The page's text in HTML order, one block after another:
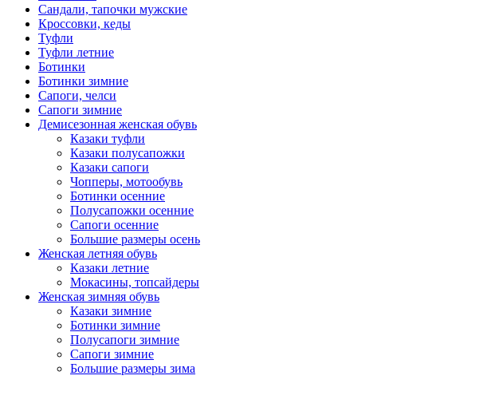
Сандали, тапочки мужские
Кроссовки, кеды
Туфли
Туфли летние
Ботинки
Ботинки зимние
Сапоги, челси
Сапоги зимние
Демисезонная женская обувь
Казаки туфли
Казаки полусапожки
Казаки сапоги
Чопперы, мотообувь
Ботинки осенние
Полусапожки осенние
Сапоги осенние
Большие размеры осень
Женская летняя обувь
Казаки летние
Мокасины, топсайдеры
Женская зимняя обувь
Казаки зимние
Ботинки зимние
Полусапоги зимние
Сапоги зимние
Большие размеры зима